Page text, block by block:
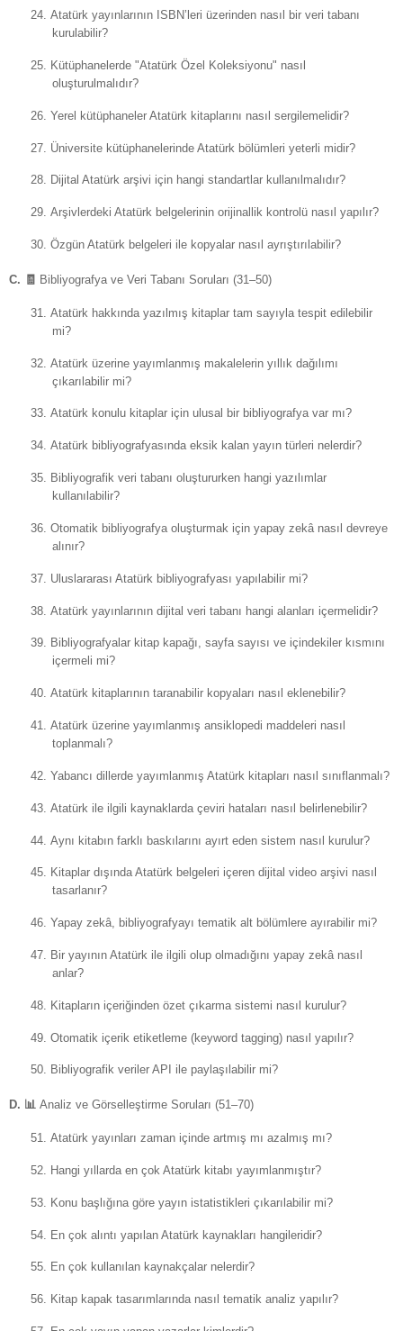
24. Atatürk yayınlarının ISBN’leri üzerinden nasıl bir veri tabanı
kurulabilir?
25.
Kütüphanelerde "Atatürk Özel Koleksiyonu" nasıl
oluşturulmalıdır?
26. Yerel kütüphaneler Atatürk kitaplarını nasıl sergilemelidir?
27. Üniversite kütüphanelerinde Atatürk bölümleri yeterli midir?
28. Dijital Atatürk arşivi için hangi standartlar kullanılmalıdır?
29. Arşivlerdeki Atatürk belgelerinin orijinallik kontrolü nasıl yapılır?
30. Özgün Atatürk belgeleri ile kopyalar nasıl ayrıştırılabilir?
C. 🧾 Bibliyografya ve Veri Tabanı Soruları (31–50)
31.
Atatürk hakkında yazılmış kitaplar tam sayıyla tespit edilebilir
mi?
32. Atatürk üzerine yayımlanmış makalelerin yıllık dağılımı
çıkarılabilir mi?
33. Atatürk konulu kitaplar için ulusal bir bibliyografya var mı?
34. Atatürk bibliyografyasında eksik kalan yayın türleri nelerdir?
35. Bibliyografik veri tabanı oluştururken hangi yazılımlar
kullanılabilir?
36. Otomatik bibliyografya oluşturmak için yapay zekâ nasıl devreye
alınır?
37. Uluslararası Atatürk bibliyografyası yapılabilir mi?
38. Atatürk yayınlarının dijital veri tabanı hangi alanları içermelidir?
39. Bibliyografyalar kitap kapağı, sayfa sayısı ve içindekiler kısmını
içermeli mi?
40. Atatürk kitaplarının taranabilir kopyaları nasıl eklenebilir?
41. Atatürk üzerine yayımlanmış ansiklopedi maddeleri nasıl
toplanmalı?
42. Yabancı dillerde yayımlanmış Atatürk kitapları nasıl sınıflanmalı?
43. Atatürk ile ilgili kaynaklarda çeviri hataları nasıl belirlenebilir?
44. Aynı kitabın farklı baskılarını ayırt eden sistem nasıl kurulur?
45. Kitaplar dışında Atatürk belgeleri içeren dijital video arşivi nasıl
tasarlanır?
46. Yapay zekâ, bibliyografyayı tematik alt bölümlere ayırabilir mi?
47.
Bir yayının Atatürk ile ilgili olup olmadığını yapay zekâ nasıl
anlar?
48. Kitapların içeriğinden özet çıkarma sistemi nasıl kurulur?
49. Otomatik içerik etiketleme (keyword tagging) nasıl yapılır?
50. Bibliyografik veriler API ile paylaşılabilir mi?
D. 📊 Analiz ve Görselleştirme Soruları (51–70)
51. Atatürk yayınları zaman içinde artmış mı azalmış mı?
52. Hangi yıllarda en çok Atatürk kitabı yayımlanmıştır?
53. Konu başlığına göre yayın istatistikleri çıkarılabilir mi?
54. En çok alıntı yapılan Atatürk kaynakları hangileridir?
55. En çok kullanılan kaynakçalar nelerdir?
56. Kitap kapak tasarımlarında nasıl tematik analiz yapılır?